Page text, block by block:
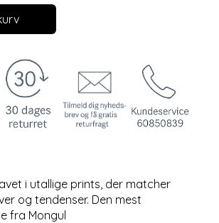
i utallige prints, der matcher
og tendenser. Den mest
fra Mongul